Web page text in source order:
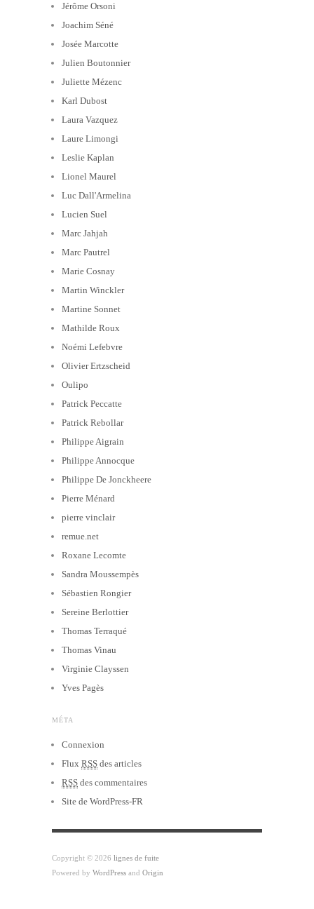
Jérôme Orsoni
Joachim Séné
Josée Marcotte
Julien Boutonnier
Juliette Mézenc
Karl Dubost
Laura Vazquez
Laure Limongi
Leslie Kaplan
Lionel Maurel
Luc Dall'Armelina
Lucien Suel
Marc Jahjah
Marc Pautrel
Marie Cosnay
Martin Winckler
Martine Sonnet
Mathilde Roux
Noémi Lefebvre
Olivier Ertzscheid
Oulipo
Patrick Peccatte
Patrick Rebollar
Philippe Aigrain
Philippe Annocque
Philippe De Jonckheere
Pierre Ménard
pierre vinclair
remue.net
Roxane Lecomte
Sandra Moussempès
Sébastien Rongier
Sereine Berlottier
Thomas Terraqué
Thomas Vinau
Virginie Clayssen
Yves Pagès
MÉTA
Connexion
Flux RSS des articles
RSS des commentaires
Site de WordPress-FR
Copyright © 2026 lignes de fuite
Powered by WordPress and Origin